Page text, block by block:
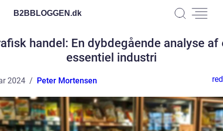
B2BBLOGGEN.dk
handel: En dybdegående analyse af
essentiel industri
2024 Peter Mortensen